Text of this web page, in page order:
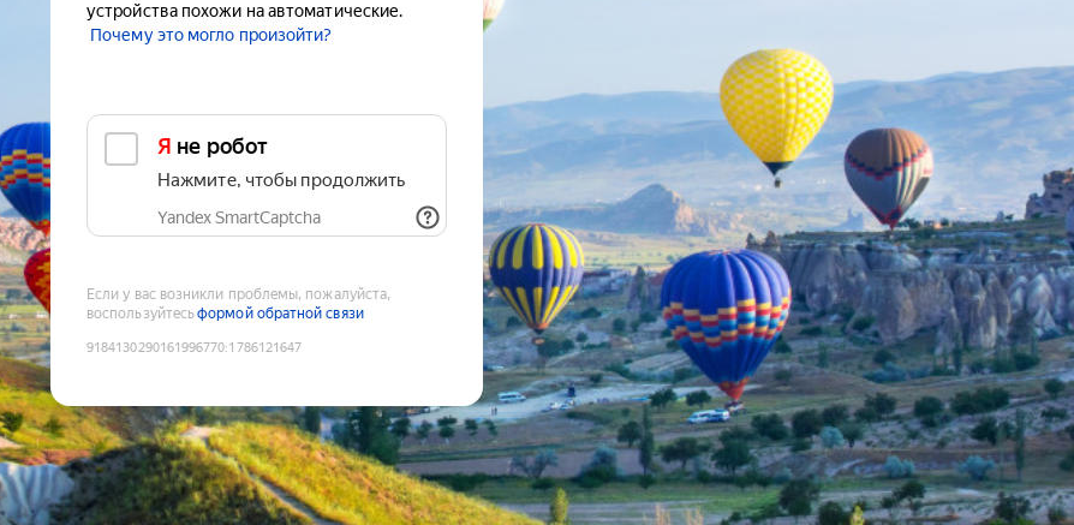
устройства похожи на автоматические.
Почему это могло произойти?
Я не робот
Нажмите, чтобы продолжить
Yandex SmartCaptcha
Если у вас возникли проблемы, пожалуйста,
воспользуйтесьформой обратной связи
9184130290161996770:1786121647